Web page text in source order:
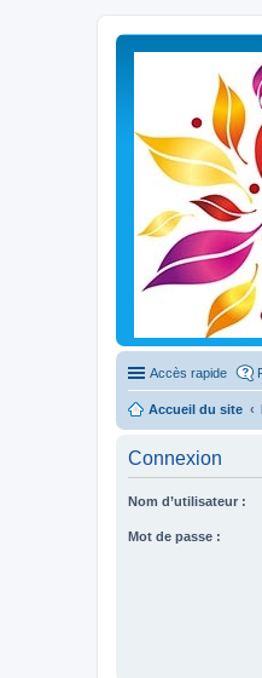
Accès rapide
Accueil du site
Connexion
Nom d’utilisateur :
Mot de passe :